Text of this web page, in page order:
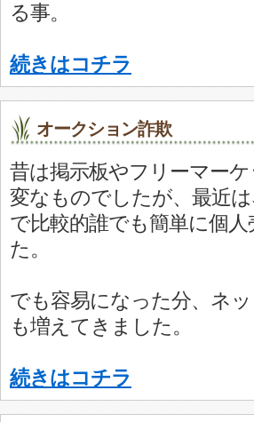
る事。
続きはコチラ
オークション詐欺
昔は掲示板やフリーマー
変なものでしたが、最近
で比較的誰でも簡単に個
た。
でも容易になった分、ネ
も増えてきました。
続きはコチラ